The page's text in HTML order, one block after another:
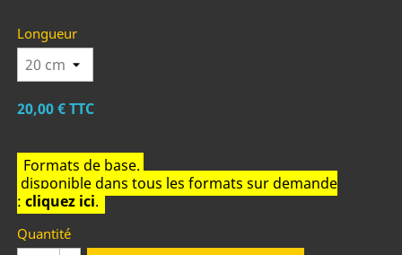
Longueur
20,00 €TTC
Formats de base.
disponible dans tous les formats sur demande
:cliquez ici.
Quantité